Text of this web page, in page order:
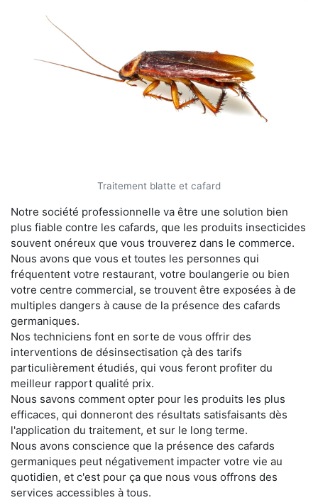
Traitement blatte et cafard
Notre société professionnelle va être une solution bien
plus fiable contre les cafards, que les produits insecticides
souvent onéreux que vous trouverez dans le commerce.
Nous avons que vous et toutes les personnes qui
fréquentent votre restaurant, votre boulangerie ou bien
votre centre commercial, se trouvent être exposées à de
multiples dangers à cause de la présence des cafards
germaniques.
Nos techniciens font en sorte de vous offrir des
interventions de désinsectisation çà des tarifs
particulièrement étudiés, qui vous feront profiter du
meilleur rapport qualité prix.
Nous savons comment opter pour les produits les plus
efficaces, qui donneront des résultats satisfaisants dès
l'application du traitement, et sur le long terme.
Nous avons conscience que la présence des cafards
germaniques peut négativement impacter votre vie au
quotidien, et c'est pour ça que nous vous offrons des
services accessibles à tous.